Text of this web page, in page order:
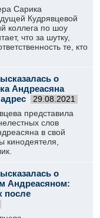
Сарика
Кудрявцевой
коллега по шоу
что за шутку,
те, кто
о
Андреасяна
29.08.2021
представила
слов
в свой
кинодеятеля,
о
Андреасяном:
после